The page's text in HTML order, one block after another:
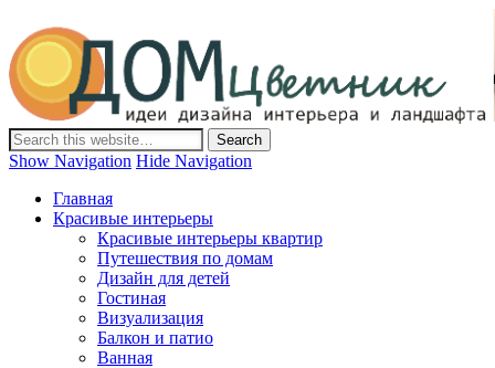
Дом-Цветник
Дизайн интерьера и ландшафта, декор и обустройство дома.
Идеи со всего мира.
Show Navigation Hide Navigation
Главная
Красивые интерьеры
Красивые интерьеры квартир
Путешествия по домам
Дизайн для детей
Гостиная
Визуализация
Балкон и патио
Ванная